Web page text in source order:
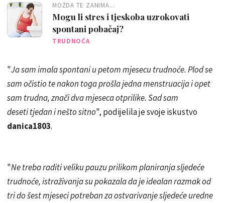
MOŽDA TE ZANIMA...
Mogu li stres i tjeskoba uzrokovati
spontani pobačaj?
TRUDNOĆA
"Ja sam imala spontani u petom mjesecu trudnoće. Plod se
sam očistio te nakon toga prošla jedna menstruacija i opet
sam trudna, znači dva mjeseca otprilike. Sad sam
deseti tjedan i nešto sitno", podijelila je svoje iskustvo
danica1803.
"Ne treba raditi veliku pauzu prilikom planiranja sljedeće
trudnoće, istraživanja su pokazala da je idealan razmak od
tri do šest mjeseci potreban za ostvarivanje sljedeće uredne